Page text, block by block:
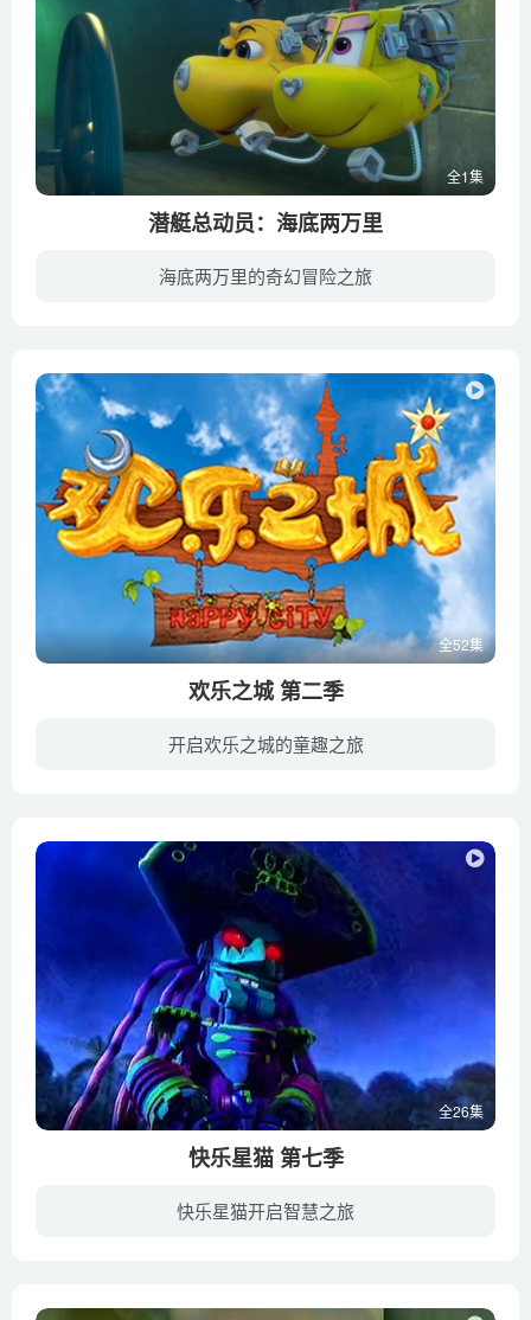
第73集 借花献狼
第74集 找妈妈
第75集 和平的一天
第76集 老海龟的心愿
第77集 一起来健忘
第78集 争当女主角
第79集 旋风陀螺
第80集 灰太狼请客
第83集 神奇运动鞋
第84集 爱吃的意义
第85集 花羊羊音乐盒
第86集 汤圆情谊
第87集 聪明果
第88集 不是厄运胸针
第89集 狼堡大夺帽
第90集 轻飘飘相机
第91集 奇幻头饰1
第96集 熊猫大侠
第97集 眼见不为实
第98集 追风勇士
第99集 捉羊矛与防狼盾
第100集 小飞羊与大飞狼
全1集
潜艇总动员：海底两万里
海底两万里的奇幻冒险之旅
全52集
欢乐之城 第二季
开启欢乐之城的童趣之旅
全26集
快乐星猫 第七季
快乐星猫开启智慧之旅